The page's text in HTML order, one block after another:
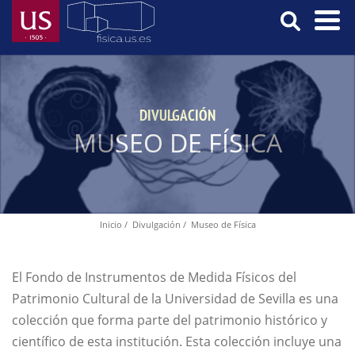
Pasar
contenido
principal
Menú
Principal
DIVULGACIÓN
MUSEO DE FÍSICA
navegación
Inicio Divulgación Museo de Física
El Fondo de Instrumentos de Medida Físicos del
Patrimonio Cultural de la Universidad de Sevilla es una
colección que forma parte del patrimonio histórico y
científico de esta institución. Esta colección incluye una